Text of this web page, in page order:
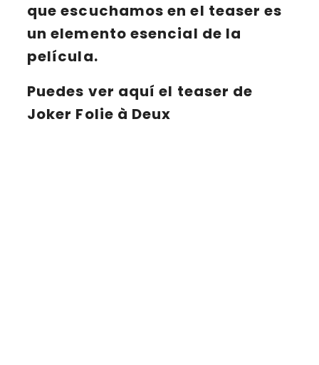
que escuchamos en el teaser es
un elemento esencial de la
película.
Puedes ver aquí el teaser de
Joker Folie à Deux